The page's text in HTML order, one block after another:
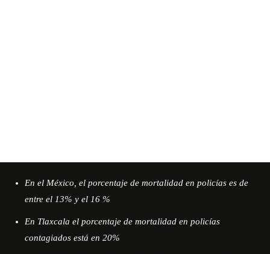
En el México, el porcentaje de mortalidad en policías es de
entre el 13% y el 16 %
En Tlaxcala el porcentaje de mortalidad en policías
contagiados está en 20%